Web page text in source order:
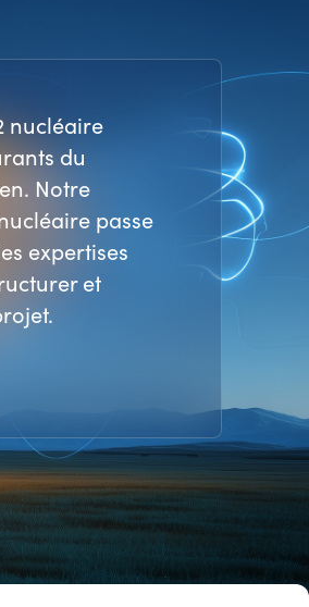
nucléaire
du
Notre
passe
expertises
et